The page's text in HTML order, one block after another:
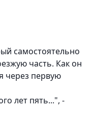
самостоятельно
часть. Как он
через первую
лет пять...", -